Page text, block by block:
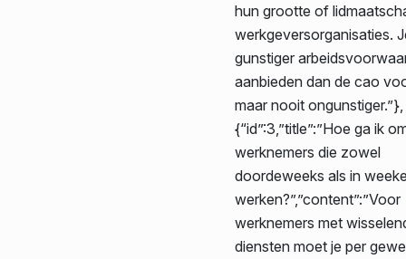
hun grootte of
werkgeversorganisaties.
gunstiger
aanbieden dan de cao
maar nooit ongunstiger.”},
{“id”:3,”title”:”Hoe ga ik
werknemers die zowel
doordeweeks als in
werken?”,”content”:”Voor
werknemers met
diensten moet je per